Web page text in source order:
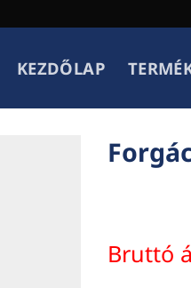
KEZDŐLAP
Bruttó